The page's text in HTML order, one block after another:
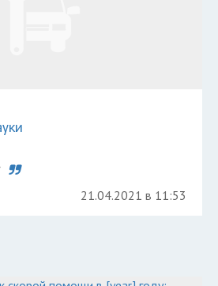
21.04.2021 в 11:53